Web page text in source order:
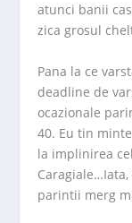
atunci banii
zica grosul
Pana la ce
deadline de
ocazionale
40. Eu tin
la implinirea
parintii merg